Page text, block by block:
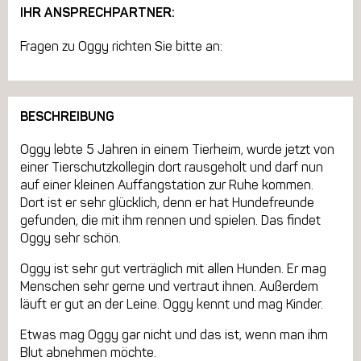
IHR ANSPRECHPARTNER:
Fragen zu Oggy richten Sie bitte an:
BESCHREIBUNG
Oggy lebte 5 Jahren in einem Tierheim, wurde jetzt von
einer Tierschutzkollegin dort rausgeholt und darf nun
auf einer kleinen Auffangstation zur Ruhe kommen.
Dort ist er sehr glücklich, denn er hat Hundefreunde
gefunden, die mit ihm rennen und spielen. Das findet
Oggy sehr schön.
Oggy ist sehr gut verträglich mit allen Hunden. Er mag
Menschen sehr gerne und vertraut ihnen. Außerdem
läuft er gut an der Leine. Oggy kennt und mag Kinder.
Etwas mag Oggy gar nicht und das ist, wenn man ihm
Blut abnehmen möchte.